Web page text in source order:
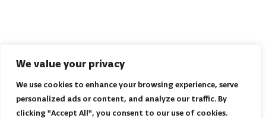
We value your privacy
We use cookies to enhance your browsing experience, serve
personalized ads or content, and analyze our traffic. By
clicking "Accept All", you consent to our use of cookies.